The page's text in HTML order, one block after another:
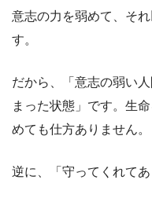
意志の力を弱めて、そ
す。
だから、「意志の弱い
まった状態」です。生
めても仕方ありません。
逆に、「守ってくれてあ